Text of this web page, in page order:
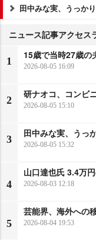
田中みな実、うっか
ニュース記事アクセス
1
15歳で当時27歳の
2026-08-05 16:09
2
研ナオコ、コンビ
2026-08-05 15:10
3
田中みな実、うっ
2026-08-05 15:32
4
山口達也氏 3.4万
2026-08-03 12:18
5
芸能界、海外への
2026-08-04 19:53